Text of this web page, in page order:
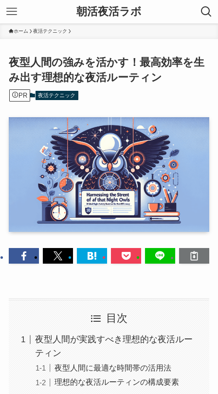
朝活夜活ラボ
ホーム 夜活テクニック
夜型人間の強みを活かす！最高効率を生
み出す理想的な夜活ルーティン
PR 夜活テクニック
目次
夜型人間が実践すべき理想的な夜活ルー
ティン
夜型人間に最適な時間帯の活用法
理想的な夜活ルーティンの構成要素